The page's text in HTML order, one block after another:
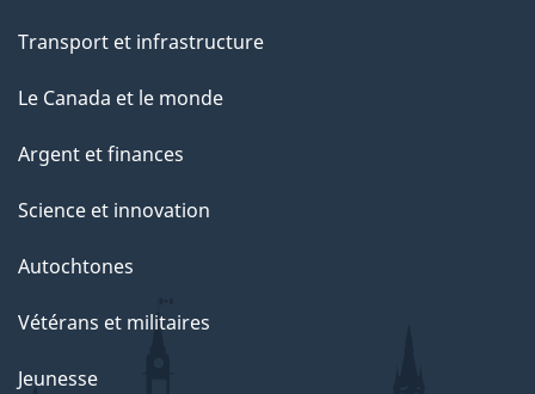
Transport et infrastructure
Le Canada et le monde
Argent et finances
Science et innovation
Autochtones
Vétérans et militaires
Jeunesse